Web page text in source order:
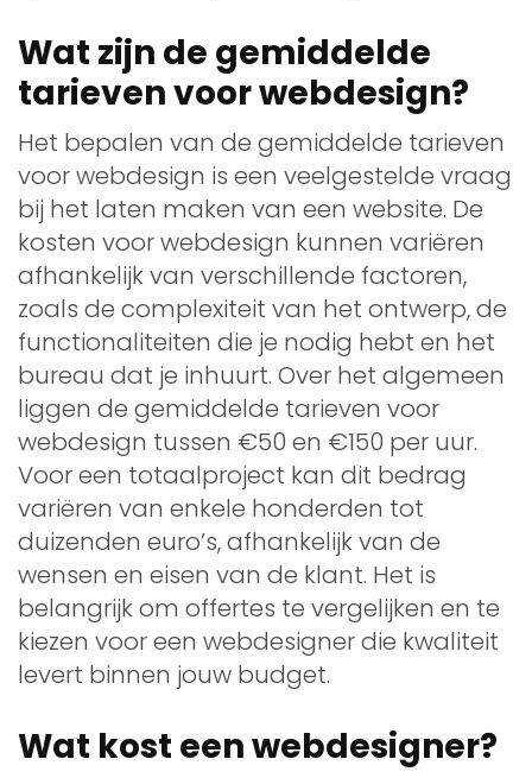
Wat zijn de gemiddelde
tarieven voor webdesign?
Het bepalen van de gemiddelde tarieven
voor webdesign is een veelgestelde vraag
bij het laten maken van een website. De
kosten voor webdesign kunnen variëren
afhankelijk van verschillende factoren,
zoals de complexiteit van het ontwerp, de
functionaliteiten die je nodig hebt en het
bureau dat je inhuurt. Over het algemeen
liggen de gemiddelde tarieven voor
webdesign tussen €50 en €150 per uur.
Voor een totaalproject kan dit bedrag
variëren van enkele honderden tot
duizenden euro’s, afhankelijk van de
wensen en eisen van de klant. Het is
belangrijk om offertes te vergelijken en te
kiezen voor een webdesigner die kwaliteit
levert binnen jouw budget.
Wat kost een webdesigner?